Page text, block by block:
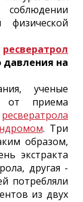
ресвератрол
давления на
ученые
от приема
ресвератрола
. Три
образом,
экстракта
другая -
потребляли
из двух